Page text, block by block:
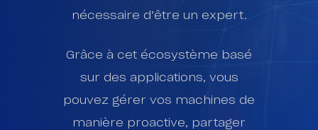
nécessaire d’être un expert.
Grâce à cet écosystème basé
sur des applications, vous
pouvez gérer vos machines de
manière proactive, partager